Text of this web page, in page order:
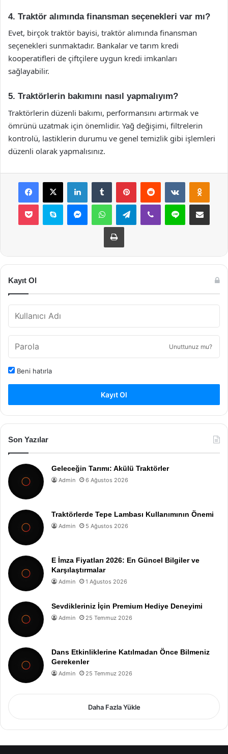
4. Traktör alımında finansman seçenekleri var mı?
Evet, birçok traktör bayisi, traktör alımında finansman
seçenekleri sunmaktadır. Bankalar ve tarım kredi
kooperatifleri de çiftçilere uygun kredi imkanları
sağlayabilir.
5. Traktörlerin bakımını nasıl yapmalıyım?
Traktörlerin düzenli bakımı, performansını artırmak ve
ömrünü uzatmak için önemlidir. Yağ değişimi, filtrelerin
kontrolü, lastiklerin durumu ve genel temizlik gibi işlemleri
düzenli olarak yapmalısınız.
Facebook
X LinkedInTumblr PinterestReddit VKontakte
Pocket Skype MessengerWhatsAppTelegramViber Line E-Posta ile
Yazdır
Kayıt Ol
Unuttunuz mu?
Beni hatırla
Kayıt Ol
Son Yazılar
Geleceğin Tarımı: Akülü Traktörler
Admin 6 Ağustos 2026
Traktörlerde Tepe Lambası Kullanımının Önemi
Admin 5 Ağustos 2026
E İmza Fiyatları 2026: En Güncel Bilgiler ve
Karşılaştırmalar
Admin 1 Ağustos 2026
Sevdikleriniz İçin Premium Hediye Deneyimi
Admin 25 Temmuz 2026
Dans Etkinliklerine Katılmadan Önce Bilmeniz
Gerekenler
Admin 25 Temmuz 2026
Daha Fazla Yükle